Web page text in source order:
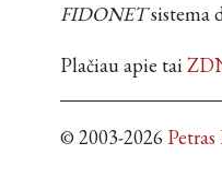
FIDONETsistema
Plačiau apie tai
© 2003-2026